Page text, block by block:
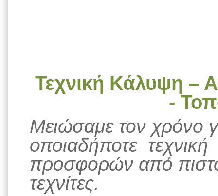
Τεχνική Κάλυψη –
-
Μειώσαμε τον χρόνο
οποιαδήποτε
προσφορών από
τεχνίτες.